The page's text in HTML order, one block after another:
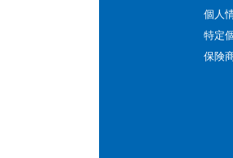
個人
特定
保険